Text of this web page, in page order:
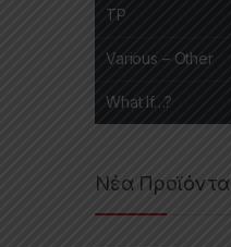
TP
Various – Other
What If…?
Νέα Προϊόντα